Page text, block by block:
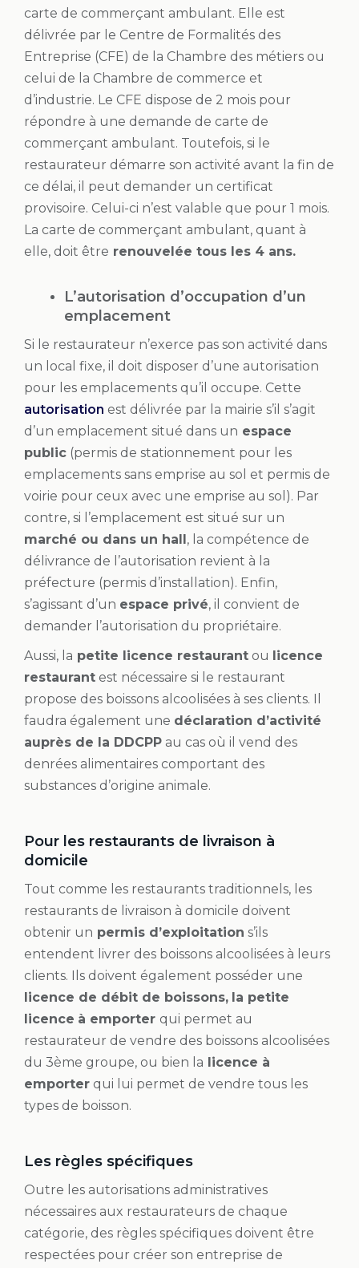
carte de commerçant ambulant. Elle est
délivrée par le Centre de Formalités des
Entreprise (CFE) de la Chambre des métiers ou
celui de la Chambre de commerce et
d’industrie. Le CFE dispose de 2 mois pour
répondre à une demande de carte de
commerçant ambulant. Toutefois, si le
restaurateur démarre son activité avant la fin de
ce délai, il peut demander un certificat
provisoire. Celui-ci n’est valable que pour 1 mois.
La carte de commerçant ambulant, quant à
elle, doit être renouvelée tous les 4 ans.
L’autorisation d’occupation d’un
emplacement
Si le restaurateur n’exerce pas son activité dans
un local fixe, il doit disposer d’une autorisation
pour les emplacements qu’il occupe. Cette
autorisation est délivrée par la mairie s’il s’agit
d’un emplacement situé dans un espace
public (permis de stationnement pour les
emplacements sans emprise au sol et permis de
voirie pour ceux avec une emprise au sol). Par
contre, si l’emplacement est situé sur un
marché ou dans un hall, la compétence de
délivrance de l’autorisation revient à la
préfecture (permis d’installation). Enfin,
s’agissant d’un espace privé, il convient de
demander l’autorisation du propriétaire.
Aussi, la petite licence restaurant ou licence
restaurant est nécessaire si le restaurant
propose des boissons alcoolisées à ses clients. Il
faudra également une déclaration d’activité
auprès de la DDCPP au cas où il vend des
denrées alimentaires comportant des
substances d’origine animale.
Pour les restaurants de livraison à
domicile
Tout comme les restaurants traditionnels, les
restaurants de livraison à domicile doivent
obtenir un permis d’exploitation s’ils
entendent livrer des boissons alcoolisées à leurs
clients. Ils doivent également posséder une
licence de débit de boissons, la petite
licence à emporter qui permet au
restaurateur de vendre des boissons alcoolisées
du 3ème groupe, ou bien la licence à
emporter qui lui permet de vendre tous les
types de boisson.
Les règles spécifiques
Outre les autorisations administratives
nécessaires aux restaurateurs de chaque
catégorie, des règles spécifiques doivent être
respectées pour créer son entreprise de